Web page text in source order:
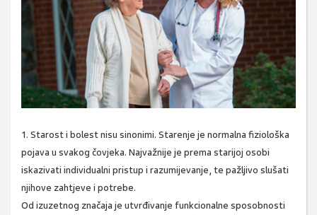
1. Starost i bolest nisu sinonimi. Starenje je normalna fiziološka
pojava u svakog čovjeka. Najvažnije je prema starijoj osobi
iskazivati individualni pristup i razumijevanje, te pažljivo slušati
njihove zahtjeve i potrebe.
Od izuzetnog značaja je utvrđivanje funkcionalne sposobnosti